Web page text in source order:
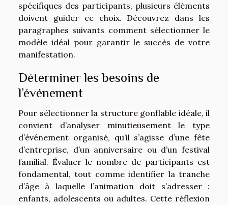
spécifiques des participants, plusieurs éléments
doivent guider ce choix. Découvrez dans les
paragraphes suivants comment sélectionner le
modèle idéal pour garantir le succès de votre
manifestation.
Déterminer les besoins de
l’événement
Pour sélectionner la structure gonflable idéale, il
convient d’analyser minutieusement le type
d’événement organisé, qu’il s’agisse d’une fête
d’entreprise, d’un anniversaire ou d’un festival
familial. Évaluer le nombre de participants est
fondamental, tout comme identifier la tranche
d’âge à laquelle l’animation doit s’adresser :
enfants, adolescents ou adultes. Cette réflexion